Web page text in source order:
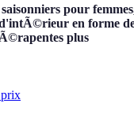
pour
en forme de
plus